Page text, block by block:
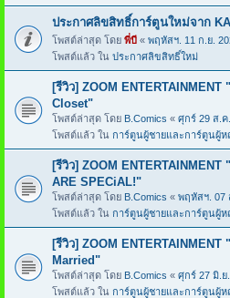
ประกาศลิขสิทธิ์การ์ตูนใหม่จาก
โพสต์ล่าสุด โดย พี่บี « พฤหัสฯ. 11 ก.ย.
โพสต์แล้ว ใน ประกาศลิขสิทธิ์ใหม่
[รีวิว] ZOOM
Closet"
โพสต์ล่าสุด โดย B.Comics « ศุกร์ 29 ส.ค
โพสต์แล้ว ใน การ์ตูนผู้ชายและการ์ตูนผู้ห
[รีวิว] ZOOM
ARE SPECiAL!"
โพสต์ล่าสุด โดย B.Comics « พฤหัสฯ. 07
โพสต์แล้ว ใน การ์ตูนผู้ชายและการ์ตูนผู้ห
[รีวิว] ZOOM
Married"
โพสต์ล่าสุด โดย B.Comics « ศุกร์ 27 มิ.ย
โพสต์แล้ว ใน การ์ตูนผู้ชายและการ์ตูนผู้ห